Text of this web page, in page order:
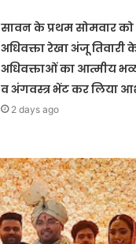
सावन के प्रथम सोमवार
अधिवक्ता रेखा अंजू तिवारी
अधिवक्ताओं का आत्मीय
व अंगवस्त्र भेंट कर लिया
2 days ago